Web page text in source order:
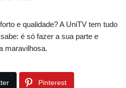
e qualidade? A UniTV tem tudo
é só fazer a sua parte e
maravilhosa.
Pinterest